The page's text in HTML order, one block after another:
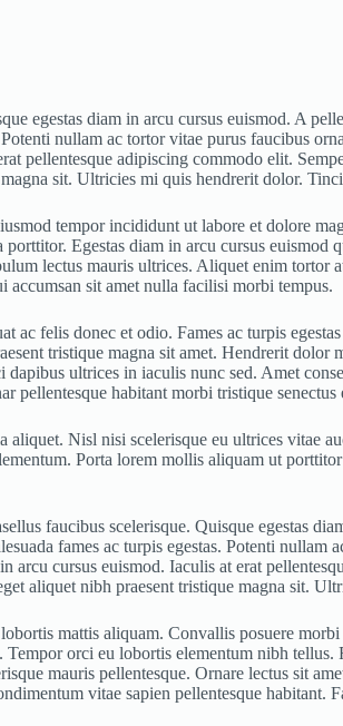
egestas diam in arcu cursus euismod. A
nullam ac tortor vitae purus faucibus
pellentesque adipiscing commodo elit.
sit. Ultricies mi quis hendrerit dolor.
tempor incididunt ut labore et dolore
Egestas diam in arcu cursus
lectus mauris ultrices. Aliquet enim
accumsan sit amet nulla facilisi morbi tempus.
ac felis donec et odio. Fames ac turpis
tristique magna sit amet. Hendrerit
ultrices in iaculis nunc sed. Amet
habitant morbi tristique senectus
Nisl nisi scelerisque eu ultrices vitae
Porta lorem mollis aliquam ut
faucibus scelerisque. Quisque egestas
fames ac turpis egestas. Potenti
arcu cursus euismod. Iaculis at erat
aliquet nibh praesent tristique magna sit.
mattis aliquam. Convallis posuere
orci eu lobortis elementum nibh
mauris pellentesque. Ornare lectus sit
vitae sapien pellentesque habitant.